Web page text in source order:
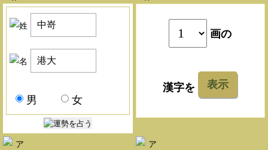
男 女
画の
漢字を 表示